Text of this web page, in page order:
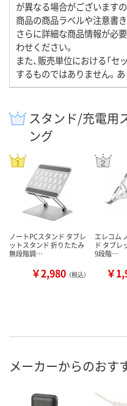
が異なる場合がございます
商品の商品ラベルや注意書
さらに詳細な商品情報が必
わせください。
また、販売単位における「セ
するものではありません。
スタンド/充電用
ング
ノートPCスタンド タブレ
ットスタンド 折りたたみ
無段階調…
￥2,980 （税込）
エレコム
ド タブレ
9段階…
￥
メーカーからのおす